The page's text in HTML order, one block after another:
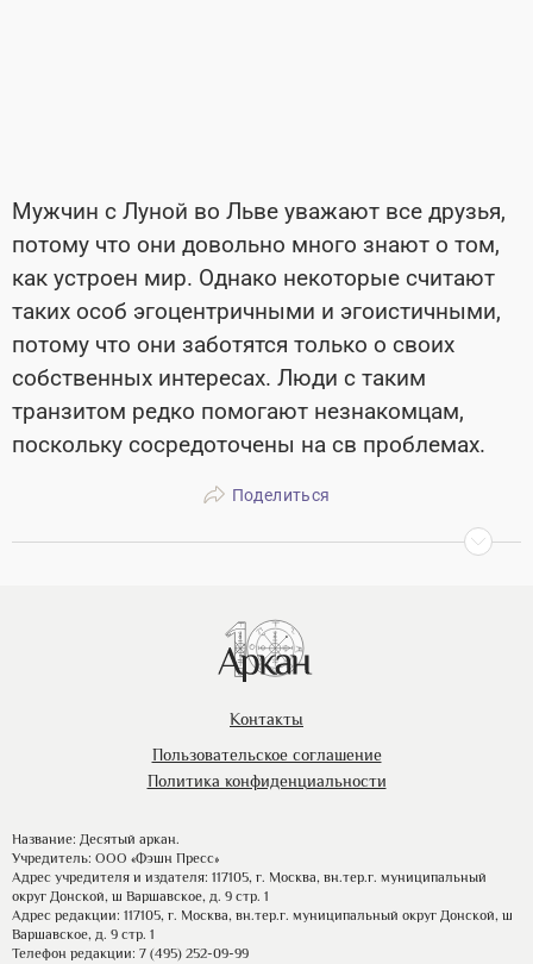
Мужчин с Луной во Льве уважают все друзья,
потому что они довольно много знают о том,
как устроен мир. Однако некоторые считают
таких особ эгоцентричными и эгоистичными,
потому что они заботятся только о своих
собственных интересах. Люди с таким
транзитом редко помогают незнакомцам,
поскольку сосредоточены на св проблемах.
Поделиться
Контакты
Пользовательское соглашение
Политика конфиденциальности
Название: Десятый аркан.
Учредитель: ООО «Фэшн Пресс»
Адрес учредителя и издателя: 117105, г. Москва, вн.тер.г. муниципальный
округ Донской, ш Варшавское, д. 9 стр. 1
Адрес редакции: 117105, г. Москва, вн.тер.г. муниципальный округ Донской, ш
Варшавское, д. 9 стр. 1
Телефон редакции: 7 (495) 252-09-99